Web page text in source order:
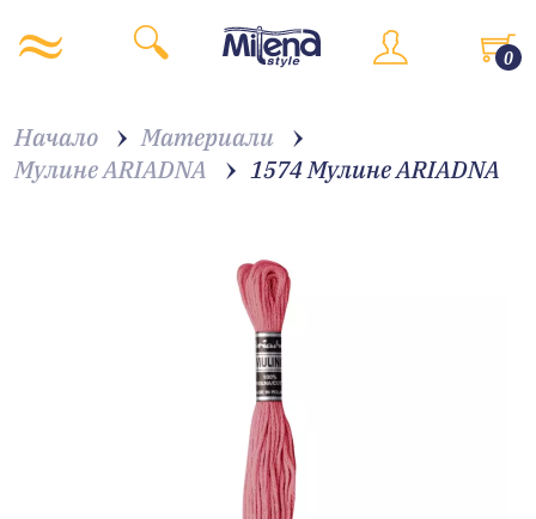
0
Начало
Материали
Мулине ARIADNA
1574 Мулине АRIADNA